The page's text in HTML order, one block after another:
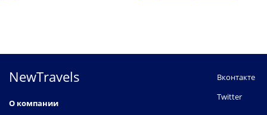
NewTravels
О компании
Вконтакте
Twitter